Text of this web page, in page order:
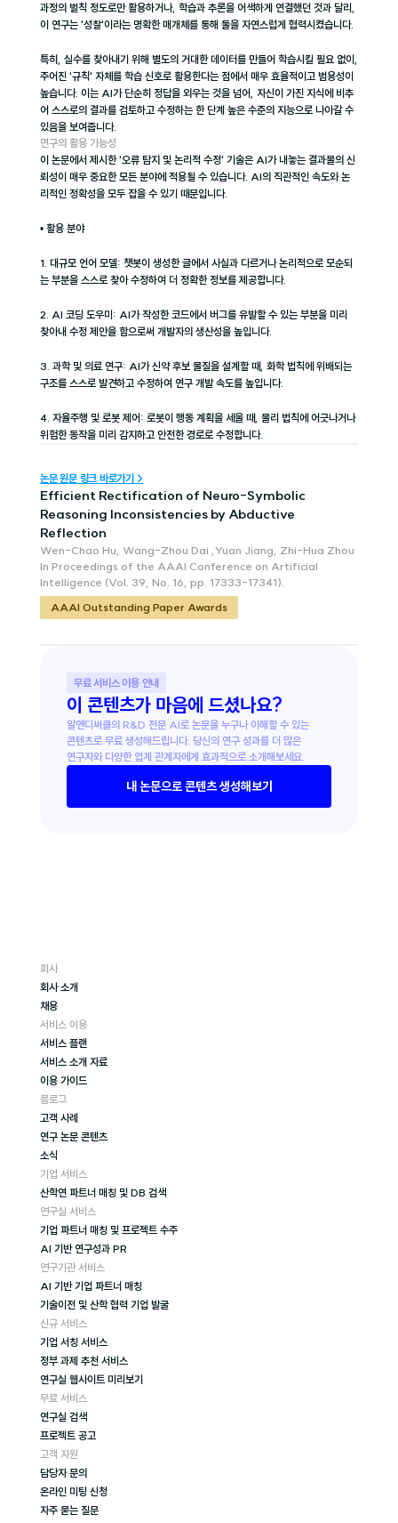
과정의 벌칙 정도로만 활용하거나, 학습과 추론을 어색하게 연결했던 것과 달리,
이 연구는 '성찰'이라는 명확한 매개체를 통해 둘을 자연스럽게 협력시켰습니다.
특히, 실수를 찾아내기 위해 별도의 거대한 데이터를 만들어 학습시킬 필요 없이,
주어진 '규칙' 자체를 학습 신호로 활용한다는 점에서 매우 효율적이고 범용성이
높습니다. 이는 AI가 단순히 정답을 외우는 것을 넘어, 자신이 가진 지식에 비추
어 스스로의 결과를 검토하고 수정하는 한 단계 높은 수준의 지능으로 나아갈 수
있음을 보여줍니다.
연구의 활용 가능성
이 논문에서 제시한 '오류 탐지 및 논리적 수정' 기술은 AI가 내놓는 결과물의 신
뢰성이 매우 중요한 모든 분야에 적용될 수 있습니다. AI의 직관적인 속도와 논
리적인 정확성을 모두 잡을 수 있기 때문입니다.
• 활용 분야
1. 대규모 언어 모델: 챗봇이 생성한 글에서 사실과 다르거나 논리적으로 모순되
는 부분을 스스로 찾아 수정하여 더 정확한 정보를 제공합니다.
2. AI 코딩 도우미: AI가 작성한 코드에서 버그를 유발할 수 있는 부분을 미리
찾아내 수정 제안을 함으로써 개발자의 생산성을 높입니다.
3. 과학 및 의료 연구: AI가 신약 후보 물질을 설계할 때, 화학 법칙에 위배되는
구조를 스스로 발견하고 수정하여 연구 개발 속도를 높입니다.
4. 자율주행 및 로봇 제어: 로봇이 행동 계획을 세울 때, 물리 법칙에 어긋나거나
위험한 동작을 미리 감지하고 안전한 경로로 수정합니다.
논문 원문 링크 바로가기 >
Efficient Rectification of Neuro-Symbolic
Reasoning Inconsistencies by Abductive
Reflection
Wen-Chao Hu, Wang-Zhou Dai ,Yuan Jiang, Zhi-Hua Zhou
In Proceedings of the AAAI Conference on Artificial
Intelligence (Vol. 39, No. 16, pp. 17333-17341).
AAAI Outstanding Paper Awards
무료 서비스 이용 안내
이 콘텐츠가 마음에 드셨나요?
알앤디써클의 R&D 전문 AI로 논문을 누구나 이해할 수 있는
콘텐츠로 무료 생성해드립니다. 당신의 연구 성과를 더 많은
연구자와 다양한 업계 관계자에게 효과적으로 소개해보세요.
내 논문으로 콘텐츠 생성해보기
회사
회사 소개
채용
서비스 이용
서비스 플랜
서비스 소개 자료
이용 가이드
블로그
고객 사례
연구 논문 콘텐츠
소식
기업 서비스
산학연 파트너 매칭 및 DB 검색
연구실 서비스
기업 파트너 매칭 및 프로젝트 수주
AI 기반 연구성과 PR
연구기관 서비스
AI 기반 기업 파트너 매칭
기술이전 및 산학 협력 기업 발굴
신규 서비스
기업 서칭 서비스
정부 과제 추천 서비스
연구실 웹사이트 미리보기
무료 서비스
연구실 검색
프로젝트 공고
고객 지원
담당자 문의
온라인 미팅 신청
자주 묻는 질문